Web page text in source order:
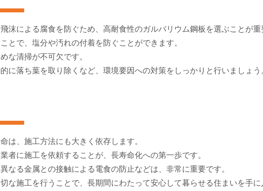
沫による腐食を防ぐため、高耐食性のガルバリウム鋼板を選ぶことが重
とで、塩分や汚れの付着を防ぐことができます。
な清掃が不可欠です。
に落ち葉を取り除くなど、環境要因への対策をしっかりと行いましょう
は、施工方法にも大きく依存します。
者に施工を依頼することが、長寿命化への第一歩です。
なる金属との接触による電食の防止などは、非常に重要です。
な施工を行うことで、長期間にわたって安心して暮らせる住まいを手